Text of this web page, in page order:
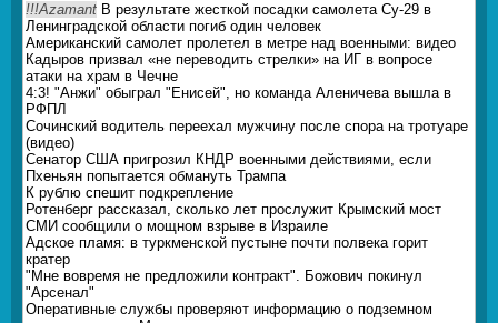
!!!Azamant В результате жесткой посадки самолета Су-29 в
Ленинградской области погиб один человек
Американский самолет пролетел в метре над военными: видео
Кадыров призвал «не переводить стрелки» на ИГ в вопросе
атаки на храм в Чечне
4:3! "Анжи" обыграл "Енисей", но команда Аленичева вышла в
РФПЛ
Сочинский водитель переехал мужчину после спора на тротуаре
(видео)
Сенатор США пригрозил КНДР военными действиями, если
Пхеньян попытается обмануть Трампа
К рублю спешит подкрепление
Ротенберг рассказал, сколько лет прослужит Крымский мост
СМИ сообщили о мощном взрыве в Израиле
Адское пламя: в туркменской пустыне почти полвека горит
кратер
"Мне вовремя не предложили контракт". Божович покинул
"Арсенал"
Оперативные службы проверяют информацию о подземном